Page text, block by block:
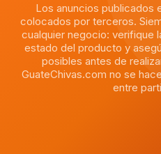
Los anuncios publicados
colocados por terceros.
cualquier negocio: verifique
estado del producto y
posibles antes de
GuateChivas.com no se
entre